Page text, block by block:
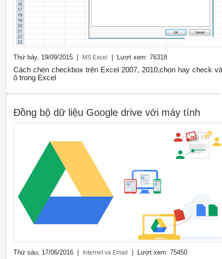
Thứ bảy, 19/09/2015 | MS Excel | Lượt xem: 76318
Cách chèn checkbox trên Excel 2007, 2010,chọn hay check
ô trong Excel
Đồng bộ dữ liệu Google drive với máy tính
Thứ sáu, 17/06/2016 | Internet và Email | Lượt xem: 75450